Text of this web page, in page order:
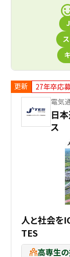
更新
27年卒応
電気
日
ス
人と社会を
TES
高専生